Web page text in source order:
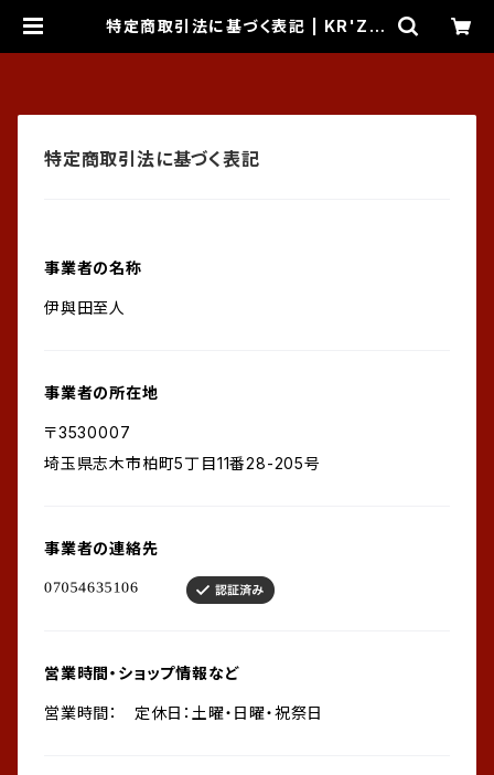
特定商取引法に基づく表記 | KR'Z N
特定商取引法に基づく表記
事業者の名称
伊與田至人
事業者の所在地
〒3530007
埼玉県志木市柏町5丁目11番28-205号
事業者の連絡先
営業時間・ショップ情報など
営業時間： 定休日：土曜・日曜・祝祭日